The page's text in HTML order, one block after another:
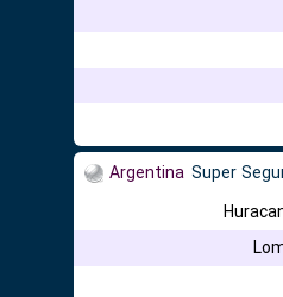
Argentina Super